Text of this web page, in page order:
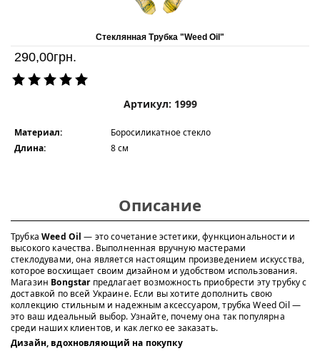
Стеклянная Трубка "Weed Oil"
290,00грн.
Артикул: 1999
Материал:
Боросиликатное стекло
Длина:
8 см
Описание
ТрубкаWeed Oil — это сочетание эстетики, функциональности и
высокого качества. Выполненная вручную мастерами
стеклодувами, она является настоящим произведением искусства,
которое восхищает своим дизайном и удобством использования.
Магазин Bongstarпредлагает возможность приобрести эту трубку с
доставкой по всей Украине. Если вы хотите дополнить свою
коллекцию стильным и надежным аксессуаром, трубка Weed Oil —
это ваш идеальный выбор. Узнайте, почему она так популярна
среди наших клиентов, и как легко ее заказать.
Дизайн, вдохновляющий на покупку